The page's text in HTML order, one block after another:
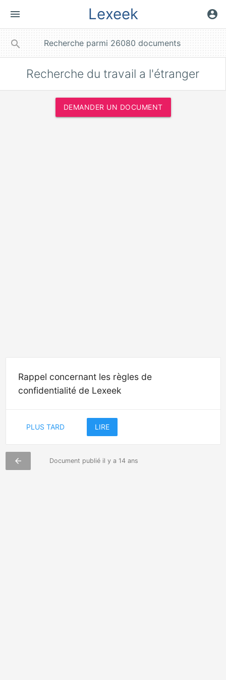
menu Lexeek account_circle
search
Recherche du travail a l'étranger
DEMANDER UN DOCUMENT
Rappel concernant les règles de
confidentialité de Lexeek
PLUS TARD LIRE
arrow_back Document publié il y a 14 ans